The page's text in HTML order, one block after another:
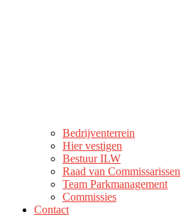
Bedrijventerrein
Hier vestigen
Bestuur ILW
Raad van Commissarissen
Team Parkmanagement
Commissies
Contact